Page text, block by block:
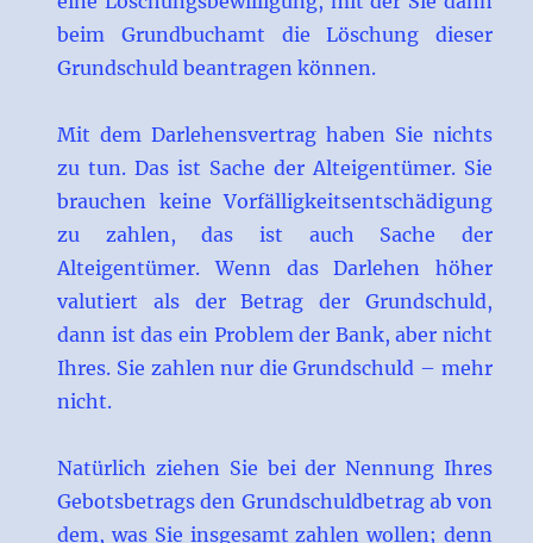
beim Grundbuchamt die Löschung dieser
Grundschuld beantragen können.
Mit dem Darlehensvertrag haben Sie nichts
zu tun. Das ist Sache der Alteigentümer. Sie
brauchen keine Vorfälligkeitsentschädigung
zu zahlen, das ist auch Sache der
Alteigentümer. Wenn das Darlehen höher
valutiert als der Betrag der Grundschuld,
dann ist das ein Problem der Bank, aber nicht
Ihres. Sie zahlen nur die Grundschuld – mehr
nicht.
Natürlich ziehen Sie bei der Nennung Ihres
Gebotsbetrags den Grundschuldbetrag ab von
dem, was Sie insgesamt zahlen wollen; denn